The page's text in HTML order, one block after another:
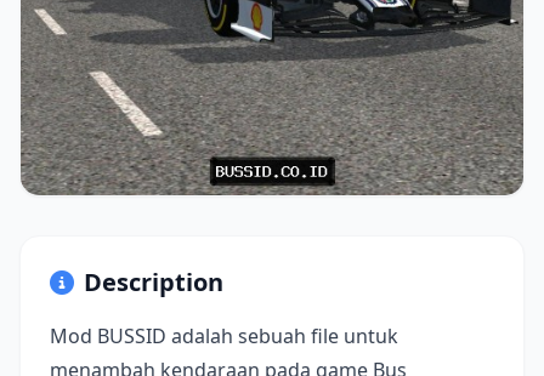
Description
Mod BUSSID adalah sebuah file untuk
menambah kendaraan pada game Bus